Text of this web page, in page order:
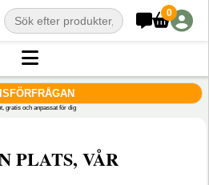
0
gratis och anpassat för dig
PLATS, VÅR